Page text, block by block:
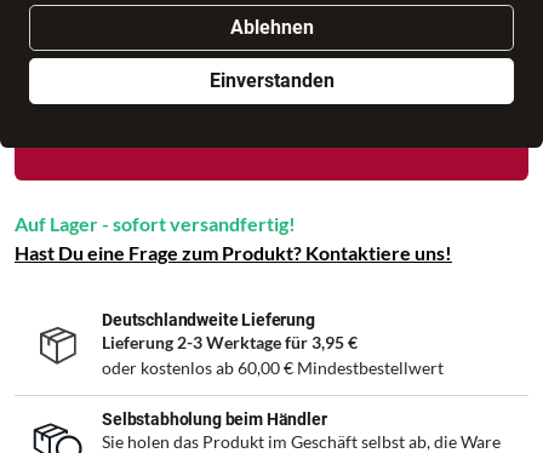
Ablehnen
Einverstanden
Nur noch weniger als 3 Artikel im Geschäft vorhanden.
Auf Lager - sofort versandfertig!
Hast Du eine Frage zum Produkt? Kontaktiere uns!
Deutschlandweite Lieferung
Lieferung 2-3 Werktage für3,95 €
oder kostenlos ab60,00 € Mindestbestellwert
Selbstabholung beim Händler
Sie holen das Produkt im Geschäft selbst ab, die Ware